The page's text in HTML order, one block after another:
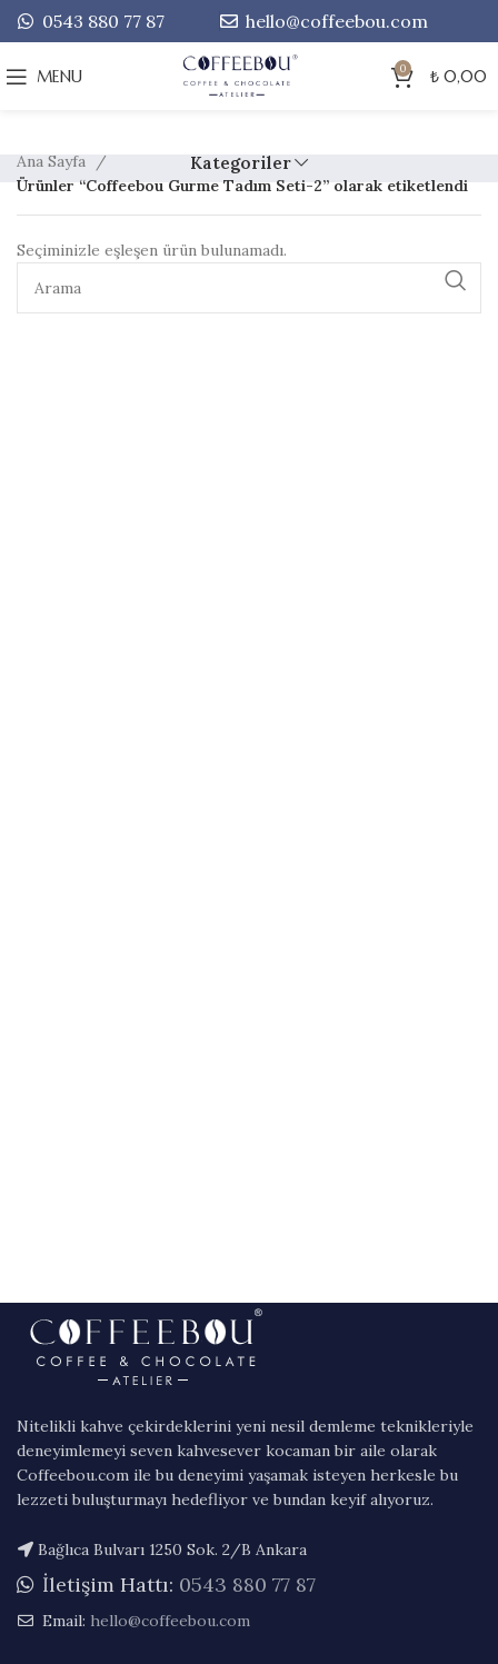
0543 880 77 87 hello@coffeebou.com
MENU 0 ₺ 0,00
Kategoriler
Ana Sayfa
Ürünler “Coffeebou Gurme Tadım Seti-2” olarak etiketlendi
Seçiminizle eşleşen ürün bulunamadı.
Nitelikli kahve çekirdeklerini yeni nesil demleme teknikleriyle
deneyimlemeyi seven kahvesever kocaman bir aile olarak
Coffeebou.com ile bu deneyimi yaşamak isteyen herkesle bu
lezzeti buluşturmayı hedefliyor ve bundan keyif alıyoruz.
Bağlıca Bulvarı 1250 Sok. 2/B Ankara
İletişim Hattı: 0543 880 77 87
Email: hello@coffeebou.com